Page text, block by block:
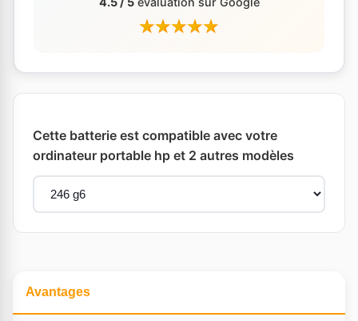
Cette batterie est compatible avec votre
ordinateur portable hp et 2 autres modèles
Avantages